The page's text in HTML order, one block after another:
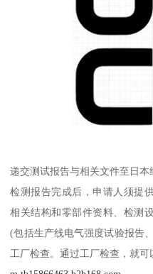
递交测试报告与相关文件至日本
检测报告完成后，申请人须提
相关结构和零部件资料、检测
(包括生产线电气强度试验报告
工厂检查。通过工厂检查，就可